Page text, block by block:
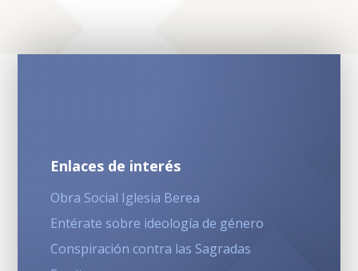
Enlaces de interés
Obra Social Iglesia Berea
Entérate sobre ideología de género
Conspiración contra las Sagradas